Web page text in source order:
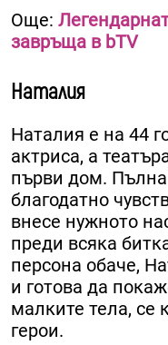
Още:
завръща в bTV
Наталия
Наталия е на 44
актриса, а
първи дом.
благодатно
внесе нужното
преди всяка
персона обаче,
и готова да
малките тела, се
герои.